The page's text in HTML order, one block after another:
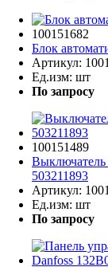
100151682
Блок
Артикул:
Ед.изм: шт
По запросу
100151489
Выключатель
503211893
Артикул:
Ед.изм: шт
По запросу